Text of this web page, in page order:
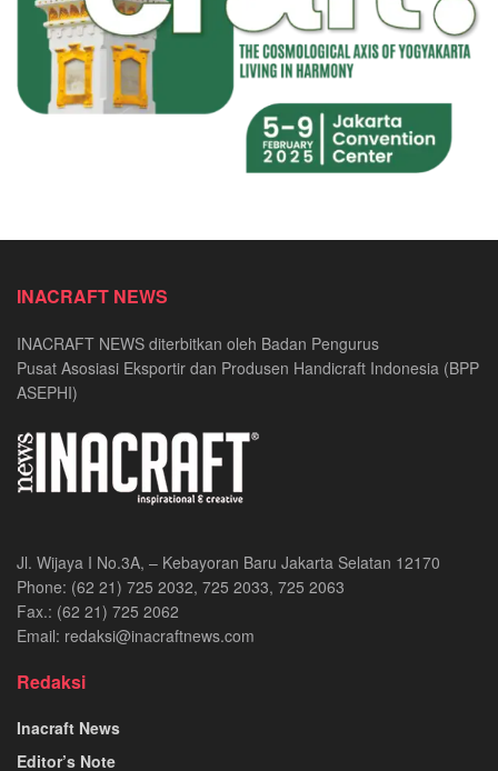
INACRAFT NEWS
INACRAFT NEWS diterbitkan oleh Badan Pengurus
Pusat Asosiasi Eksportir dan Produsen Handicraft Indonesia (BPP
ASEPHI)
Jl. Wijaya I No.3A, – Kebayoran Baru Jakarta Selatan 12170
Phone: (62 21) 725 2032, 725 2033, 725 2063
Fax.: (62 21) 725 2062
Email: redaksi@inacraftnews.com
Redaksi
Inacraft News
Editor’s Note